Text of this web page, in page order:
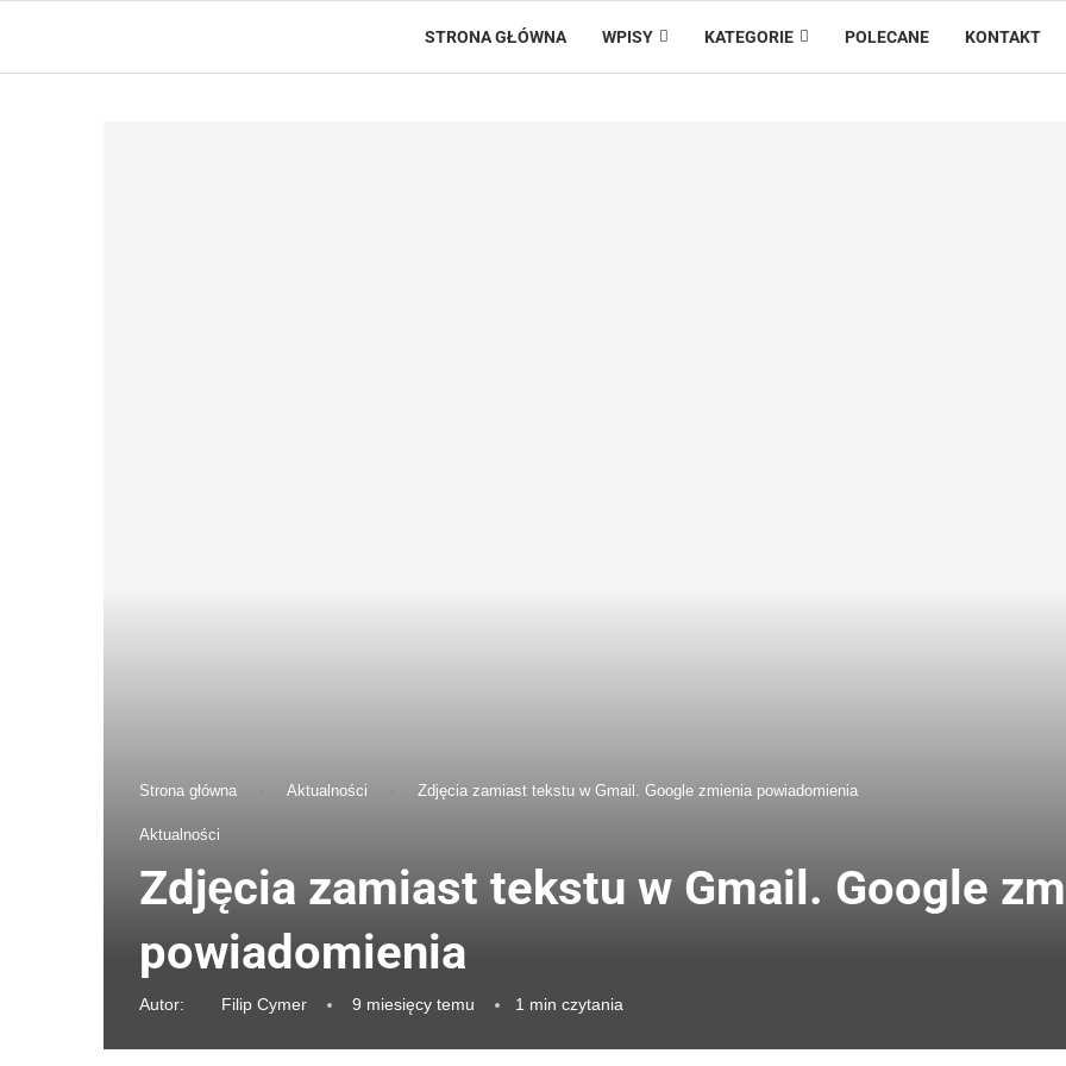
STRONA GŁÓWNA WPISY KATEGORIE POLECANE KONTAKT
Strona główna Aktualności Zdjęcia zamiast tekstu w Gmail. Google zmienia powiadomienia
Aktualności
Zdjęcia zamiast tekstu w Gmail. Google
powiadomienia
Autor: Filip Cymer 9 miesięcy temu 1 min czytania